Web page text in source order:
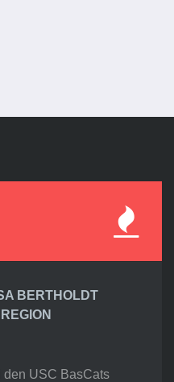
BERTHOLDT
den USC BasCats